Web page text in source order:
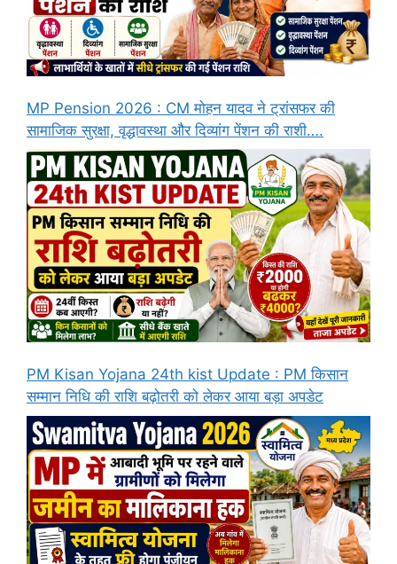
MP Pension 2026 : CM मोहन यादव ने ट्रांसफर की
सामाजिक सुरक्षा, वृद्धावस्था और दिव्यांग पेंशन की राशी….
PM Kisan Yojana 24th kist Update : PM किसान
सम्मान निधि की राशि बढ़ोतरी को लेकर आया बड़ा अपडेट